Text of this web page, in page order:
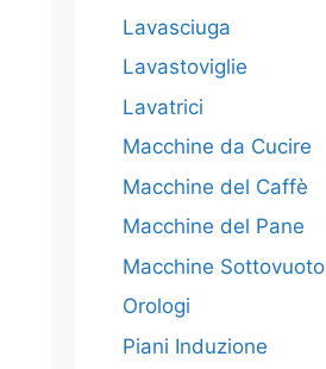
Lavasciuga
Lavastoviglie
Lavatrici
Macchine da Cucire
Macchine del Caffè
Macchine del Pane
Macchine Sottovuoto
Orologi
Piani Induzione